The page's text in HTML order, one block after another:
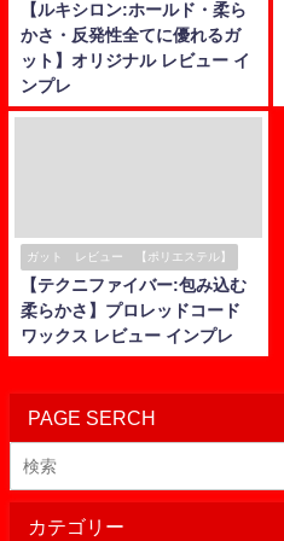
【ルキシロン:ホールド・柔ら
かさ・反発性全てに優れるガ
ット】オリジナル レビュー イ
ンプレ
ガット レビュー 【ポリエステル】
【テクニファイバー:包み込む
柔らかさ】プロレッドコード
ワックス レビュー インプレ
PAGE SERCH
カテゴリー